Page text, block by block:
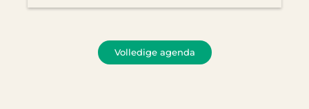
Volledige agenda